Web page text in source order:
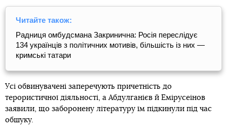
Читайте також:
Радниця омбудсмана Закринична: Росія переслідує
134 українців з політичних мотивів, більшість із них —
кримські татари
Усі обвинувачені заперечують причетність до
терористичної діяльності, а Абдулганієв й Емірусеінов
заявили, що заборонену літературу їм підкинули під час
обшуку.